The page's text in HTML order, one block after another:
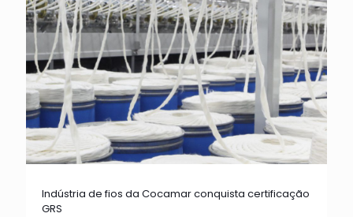
Indústria de fios da Cocamar conquista certificação
GRS